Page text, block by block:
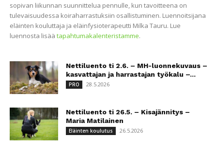
sopivan liikunnan suunnittelua pennulle, kun tavoitteena on
tulevaisuudessa koiraharrastuksiin osallistuminen. Luennoitsijana
eläinten kouluttaja ja eläinfysioterapeutti Milka Tauru. Lue
luennosta lisää tapahtumakalenteristamme.
Nettiluento ti 2.6. – MH-luonnekuvaus –
kasvattajan ja harrastajan työkalu –...
PRO 28.5.2026
Nettiluento ti 26.5. – Kisajännitys –
Maria Matilainen
Eläinten koulutus 26.5.2026